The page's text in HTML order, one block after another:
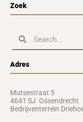
Zoek
ZoekenZoeken
Adres
Mutsestraat 5
4641 SJ Ossendrecht
Bedrijventerrein